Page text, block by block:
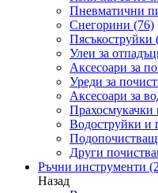
Пневматични
Снегорини (76)
Пясъкоструйки
Улеи за
Аксесоари за
Уреди за
Аксесоари за
Прахосмукачки
Водоструйки и
Други
Ръчни инструменти
Назад